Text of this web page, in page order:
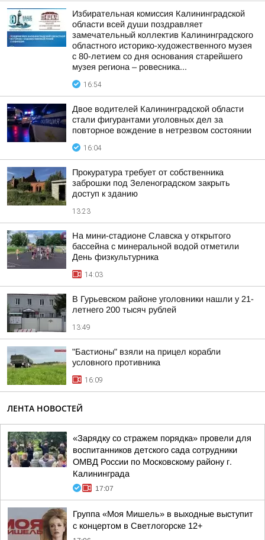
Избирательная комиссия Калининградской
области всей души поздравляет
замечательный коллектив Калининградского
областного историко-художественного музея
с 80-летием со дня основания старейшего
музея региона – ровесника...
16:54
Двое водителей Калининградской области
стали фигурантами уголовных дел за
повторное вождение в нетрезвом состоянии
16:04
Прокуратура требует от собственника
заброшки под Зеленоградском закрыть
доступ к зданию
13:23
На мини-стадионе Славска у открытого
бассейна с минеральной водой отметили
День физкультурника
14:03
В Гурьевском районе уголовники нашли у 21-
летнего 200 тысяч рублей
13:49
"Бастионы" взяли на прицел корабли
условного противника
16:09
ЛЕНТА НОВОСТЕЙ
«Зарядку со стражем порядка» провели для
воспитанников детского сада сотрудники
ОМВД России по Московскому району г.
Калининграда
17:07
Группа «Моя Мишель» в выходные выступит
с концертом в Светлогорске 12+